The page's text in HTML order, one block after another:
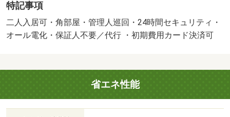
形態／管理員の勤務形態：巡回・安全性の高い、オール電
化の物件です！・バイク置場：なし・駐輪場：有
特記事項
二人入居可・角部屋・管理人巡回・24時間セキュリティ・
オール電化・保証人不要／代行 ・初期費用カード決済可
省エネ性能